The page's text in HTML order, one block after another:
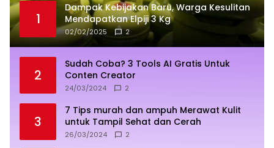
1
Dampak Kebijakan Baru, Warga Kesulitan
Mendapatkan Elpiji 3 Kg
02/02/2025 2
2
Sudah Coba? 3 Tools AI Gratis Untuk
Conten Creator
24/03/2024 2
3
7 Tips murah dan ampuh Merawat Kulit
untuk Tampil Sehat dan Cerah
26/03/2024 2